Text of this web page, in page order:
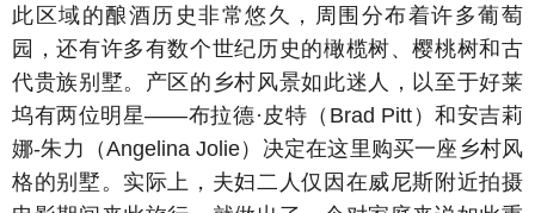
此区域的酿酒历史非常悠久，周围分布着许多葡萄
园，还有许多有数个世纪历史的橄榄树、樱桃树和古
代贵族别墅。产区的乡村风景如此迷人，以至于好莱
坞有两位明星——布拉德·皮特（Brad Pitt）和安吉莉
娜-朱力（Angelina Jolie）决定在这里购买一座乡村风
格的别墅。实际上，夫妇二人仅因在威尼斯附近拍摄